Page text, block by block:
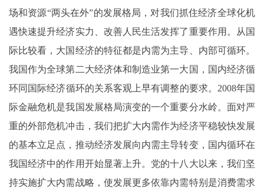
场和资源“两头在外”的发展格局，对我们抓住经济全球化机
遇快速提升经济实力、改善人民生活发挥了重要作用。从国
际比较看，大国经济的特征都是内需为主导、内部可循环。
我国作为全球第二大经济体和制造业第一大国，国内经济循
环同国际经济循环的关系客观上早有调整的要求。2008年国
际金融危机是我国发展格局演变的一个重要分水岭。面对严
重的外部危机冲击，我们把扩大内需作为经济平稳较快发展
的基本立足点，推动经济发展向内需主导转变，国内循环在
我国经济中的作用开始显著上升。党的十八大以来，我们坚
持实施扩大内需战略，使发展更多依靠内需特别是消费需求